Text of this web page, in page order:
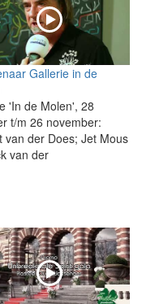
Gallerie in de
'In de Molen', 28
t/m 26 november:
van der Does; Jet Mous
van der